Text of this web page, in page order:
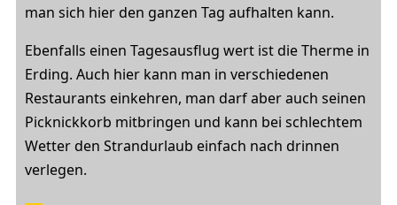
man sich hier den ganzen Tag aufhalten kann.
Ebenfalls einen Tagesausflug wert ist die Therme in
Erding. Auch hier kann man in verschiedenen
Restaurants einkehren, man darf aber auch seinen
Picknickkorb mitbringen und kann bei schlechtem
Wetter den Strandurlaub einfach nach drinnen
verlegen.